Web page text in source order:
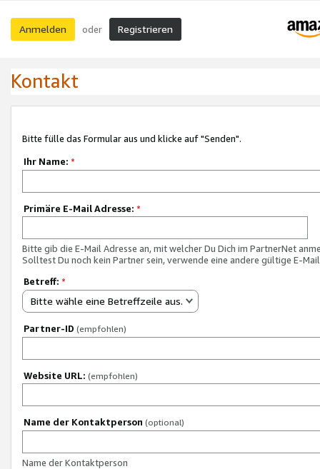
Anmelden oder Registrieren
Kontakt
Bitte fülle das Formular aus und klicke auf "Senden".
Ihr Name: *
Primäre E-Mail Adresse: *
Bitte gib die E-Mail Adresse an, mit welcher Du Dich im PartnerNet
Solltest Du noch kein Partner sein, verwende eine andere gültige E-
Betreff: *
Bitte wähle eine Betreffzeile aus.
Partner-ID (empfohlen)
Website URL: (empfohlen)
Name der Kontaktperson (optional)
Name der Kontaktperson